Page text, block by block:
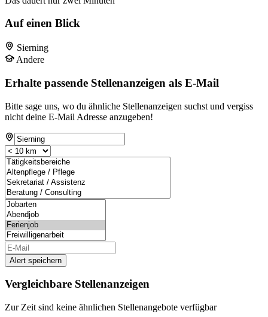
Auf einen Blick
Sierning
Andere
Erhalte passende Stellenanzeigen als E-Mail
Bitte sage uns, wo du ähnliche Stellenanzeigen suchst und vergiss
nicht deine E-Mail Adresse anzugeben!
Alert speichern
Vergleichbare Stellenanzeigen
Zur Zeit sind keine ähnlichen Stellenangebote verfügbar